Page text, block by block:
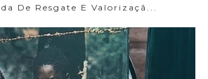
De Resgate E Valorizaçã...